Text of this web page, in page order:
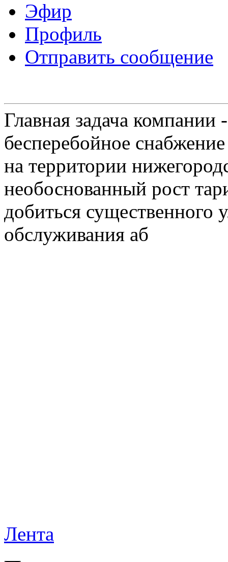
Эфир
Профиль
Отправить сообщение
Главная задача
бесперебойное
на территории
необоснованный рост
добиться существенного
обслуживания аб
Лента